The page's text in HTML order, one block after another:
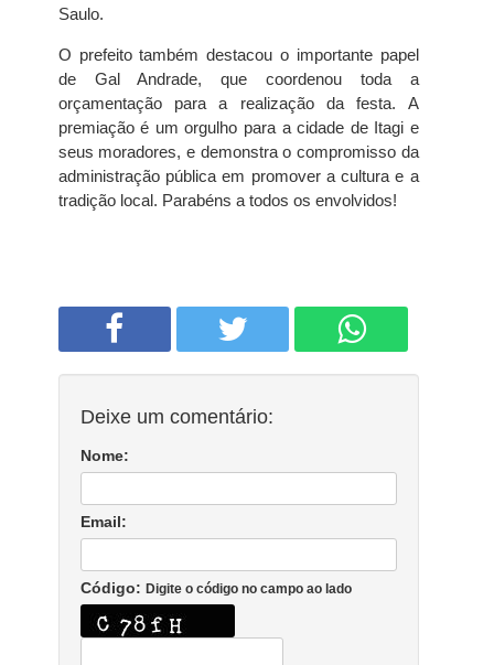
Saulo.
O prefeito também destacou o importante papel
de Gal Andrade, que coordenou toda a
orçamentação para a realização da festa. A
premiação é um orgulho para a cidade de Itagi e
seus moradores, e demonstra o compromisso da
administração pública em promover a cultura e a
tradição local. Parabéns a todos os envolvidos!
Deixe um comentário:
Nome:
Email:
Código: Digite o código no campo ao lado